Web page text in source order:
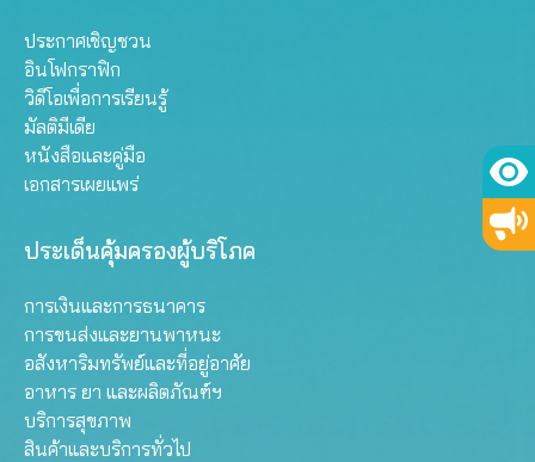
ประกาศเชิญชวน
อินโฟกราฟิก
วิดีโอเพื่อการเรียนรู้
มัลติมีเดีย
หนังสือและคู่มือ
เอกสารเผยแพร่
ประเด็นคุ้มครองผู้บริโภค
การเงินและการธนาคาร
การขนส่งและยานพาหนะ
อสังหาริมทรัพย์และที่อยู่อาศัย
อาหาร ยา และผลิตภัณฑ์ฯ
บริการสุขภาพ
สินค้าและบริการทั่วไป